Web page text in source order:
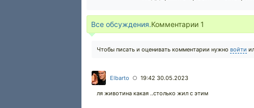
Все обсуждения.Комментарии 1
Чтобы писать и оценивать комментарии нужно войти
Elbarto ○ 19:42 30.05.2023
ля животина какая ..столько жил с этим